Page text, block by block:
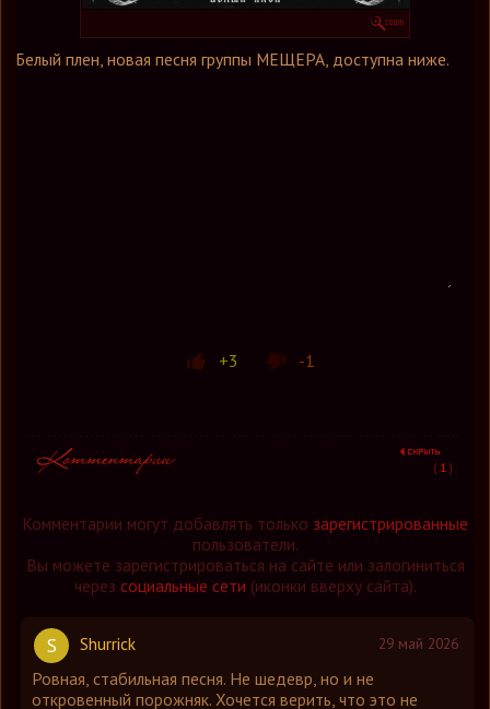
Белый плен, новая песня группы МЕЩЕРА, доступна ниже.
+3 -1
( 1 )
Комментарии могут добавлять только зарегистрированные
пользователи.
Вы можете зарегистрироваться на сайте или залогиниться
через социальные сети (иконки вверху сайта).
29 май 2026
S
Shurrick
Ровная, стабильная песня. Не шедевр, но и не
откровенный порожняк. Хочется верить, что это не